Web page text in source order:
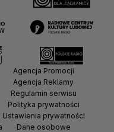
Agencja Promocji
Agencja Reklamy
Regulamin serwisu
Polityka prywatności
Ustawienia prywatności
Dane osobowe